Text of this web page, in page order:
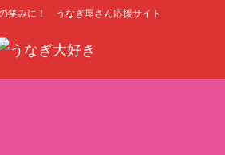
笑みに！ うなぎ屋さん応援サイト